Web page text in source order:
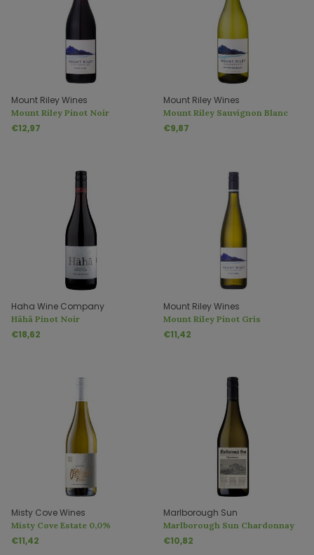
Mount Riley Wines
Mount Riley Pinot Noir
€12,97
Mount Riley Wines
Mount Riley Sauvignon Blanc
€9,87
Haha Wine Company
Hãhã Pinot Noir
€18,62
Mount Riley Wines
Mount Riley Pinot Gris
€11,42
Misty Cove Wines
Misty Cove Estate 0,0%
Sauvignon Blanc Alcoholvrij
€11,42
Marlborough Sun
Marlborough Sun Chardonnay
€10,82